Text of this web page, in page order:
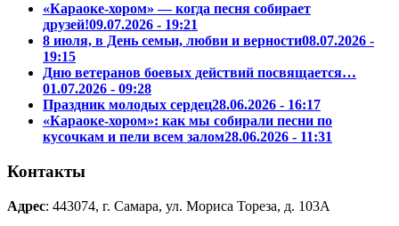
«Караоке-хором» — когда песня собирает
друзей!09.07.2026 - 19:21
8 июля, в День семьи, любви и верности08.07.2026 -
19:15
Дню ветеранов боевых действий посвящается…
01.07.2026 - 09:28
Праздник молодых сердец28.06.2026 - 16:17
«Караоке-хором»: как мы собирали песни по
кусочкам и пели всем залом28.06.2026 - 11:31
Контакты
Адрес: 443074, г. Самара, ул. Мориса Тореза, д. 103А